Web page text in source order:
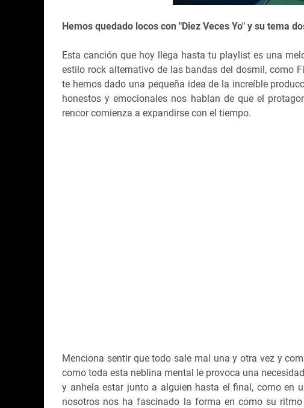
Hemos quedado locos con "Diez Veces Yo" y su tema
Esta canción que hoy llega hasta tu playlist es una
estilo rock alternativo de las bandas del dosmil, como
te hemos dado una pequeña idea de la increíble
honestos y emocionales nos hablan de que el
rencor comienza a expandirse con el tiempo.
Menciona sentir que todo sale mal una y otra vez y
como toda esta neblina mental le provoca una
y anhela estar junto a alguien hasta el final, como en
nosotros nos ha fascinado la forma en como su